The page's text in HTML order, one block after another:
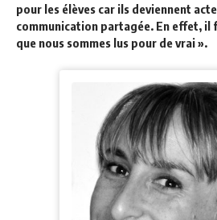
pour les élèves car ils deviennent
communication partagée. En effet, il
que nous sommes lus pour de vrai ».